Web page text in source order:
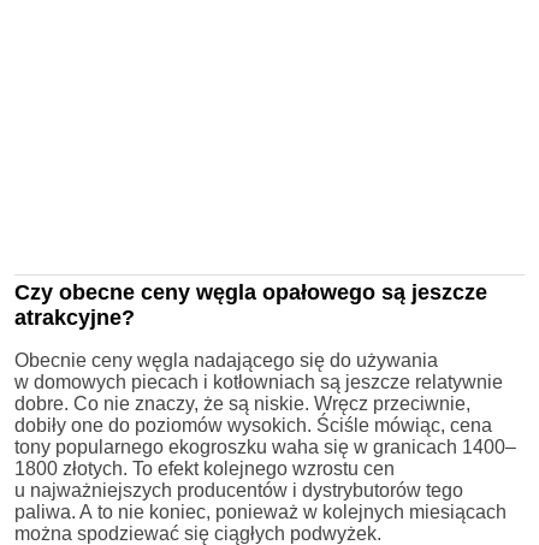
Czy obecne ceny węgla opałowego są jeszcze
atrakcyjne?
Obecnie ceny węgla nadającego się do używania
w domowych piecach i kotłowniach są jeszcze relatywnie
dobre. Co nie znaczy, że są niskie. Wręcz przeciwnie,
dobiły one do poziomów wysokich. Ściśle mówiąc, cena
tony popularnego ekogroszku waha się w granicach 1400–
1800 złotych. To efekt kolejnego wzrostu cen
u najważniejszych producentów i dystrybutorów tego
paliwa. A to nie koniec, ponieważ w kolejnych miesiącach
można spodziewać się ciągłych podwyżek.